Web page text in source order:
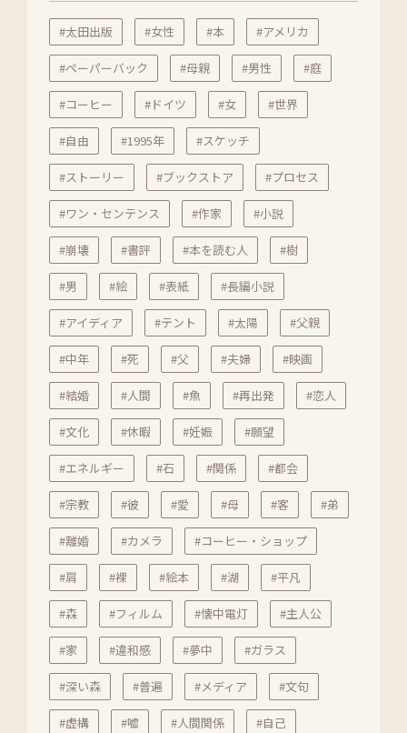
#太田出版 #女性 #本 #アメリカ
#ペーパーバック #母親 #男性 #庭
#コーヒー #ドイツ #女 #世界
#自由 #1995年 #スケッチ
#ストーリー #ブックストア #プロセス
#ワン・センテンス #作家 #小説
#崩壊 #書評 #本を読む人 #樹
#男 #絵 #表紙 #長編小説
#アイディア #テント #太陽 #父親
#中年 #死 #父 #夫婦 #映画
#結婚 #人間 #魚 #再出発 #恋人
#文化 #休暇 #妊娠 #願望
#エネルギー #石 #関係 #都会
#宗教 #彼 #愛 #母 #客 #弟
#離婚 #カメラ #コーヒー・ショップ
#肩 #裸 #絵本 #湖 #平凡
#森 #フィルム #懐中電灯 #主人公
#家 #違和感 #夢中 #ガラス
#深い森 #普遍 #メディア #文句
#虚構 #嘘 #人間関係 #自己